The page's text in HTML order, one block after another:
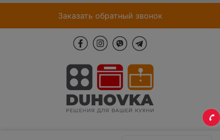
Заказать обратный звонок